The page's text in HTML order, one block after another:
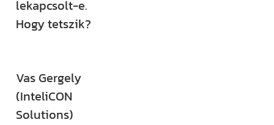
lekapcsolt-e.
Hogy tetszik?
Vas Gergely
(InteliCON
Solutions)